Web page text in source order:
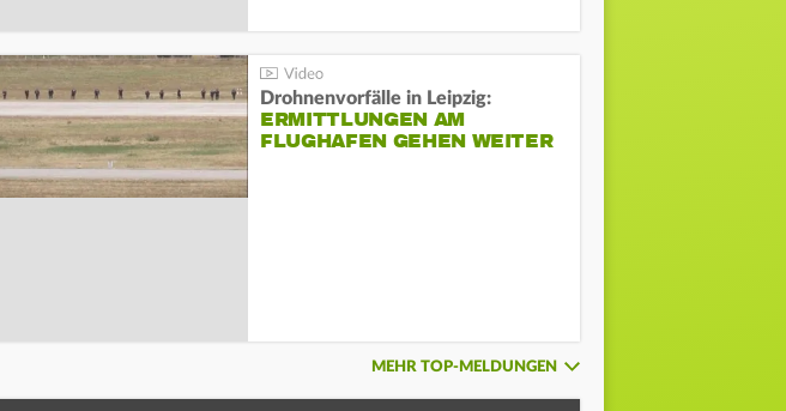
Drohnenvorfälle in Leipzig:
ERMITTLUNGEN AM
FLUGHAFEN GEHEN WEITER
MEHR TOP-MELDUNGEN